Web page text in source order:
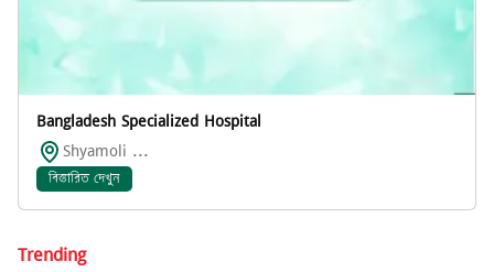
Bangladesh Specialized Hospital
Shyamoli ...
বিস্তারিত দেখুন
Trending